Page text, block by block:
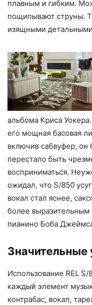
плавным и гибким.
пощипывают струны.
изящными
альбома Криса
его мощная басовая
включив сабвуфер, он
перестало быть
восприниматься.
ожидал, что S/850
вокал стал яснее,
более
пианино Боба
Значительные
Использование REL
каждый элемент
контрабас, вокал,